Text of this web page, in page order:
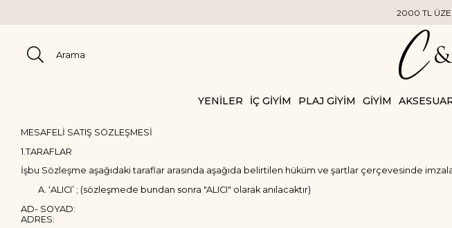
2000 TL
YENİLER İÇ GİYİM PLAJ GİYİM GİYİM
MESAFELİ SATIŞ SÖZLEŞMESİ
1.TARAFLAR
İşbu Sözleşme aşağıdaki taraflar arasında aşağıda belirtilen hüküm ve şartlar çerçevesinde
‘ALICI’ ; (sözleşmede bundan sonra "ALICI" olarak anılacaktır)
AD- SOYAD:
ADRES: